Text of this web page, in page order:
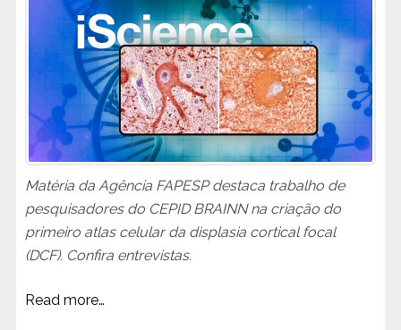
Matéria da Agência FAPESP destaca trabalho de
pesquisadores do CEPID BRAINN na criação do
primeiro atlas celular da displasia cortical focal
(DCF). Confira entrevistas.
Read more…